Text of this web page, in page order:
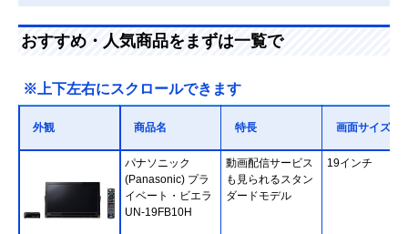
おすすめ・人気商品をまずは一覧で
※上下左右にスクロールできます
外観 商品名 特長 画面サイズ
パナソニック
(Panasonic) プラ
イベート・ビエラ
UN-19FB10H
動画配信サービス
も見られるスタン
ダードモデル
19インチ